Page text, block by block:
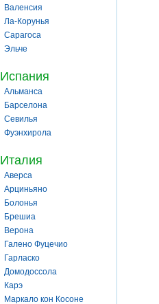
Валенсия
Ла-Корунья
Сарагоса
Эльче
Испания
Альманса
Барселона
Севилья
Фуэнхирола
Италия
Аверса
Арциньяно
Болонья
Брешиа
Верона
Галено Фуцечио
Гарласко
Домодоссола
Карэ
Маркало кон Косоне